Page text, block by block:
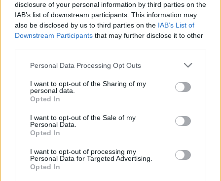
disclosure of your personal information by third parties on the
IAB’s list of downstream participants. This information may
also be disclosed by us to third parties on the IAB’s List of
Downstream Participants that may further disclose it to other
Personal Data Processing Opt Outs
I want to opt-out of the Sharing of my
personal data.
Opted In
I want to opt-out of the Sale of my
Personal Data.
Opted In
I want to opt-out of processing my
Personal Data for Targeted Advertising.
Opted In
3
VIIHDEUUTISET
IIro Rantala kruunasi Eppu
Normaalin jäähyväiset – ylilyönti
kuitenkin tyrmistytti